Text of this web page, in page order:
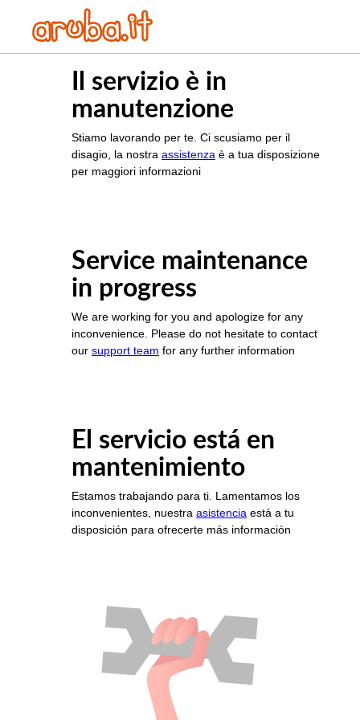
Il servizio è in
manutenzione
Stiamo lavorando per te. Ci scusiamo per il
disagio, la nostra assistenza è a tua disposizione
per maggiori informazioni
Service maintenance
in progress
We are working for you and apologize for any
inconvenience. Please do not hesitate to contact
our support team for any further information
El servicio está en
mantenimiento
Estamos trabajando para ti. Lamentamos los
inconvenientes, nuestra asistencia está a tu
disposición para ofrecerte más información